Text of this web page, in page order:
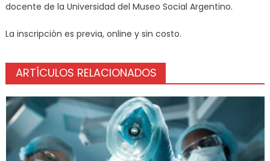
docente de la Universidad del Museo Social Argentino.
La inscripción es previa, online y sin costo.
ARTÍCULOS RELACIONADOS